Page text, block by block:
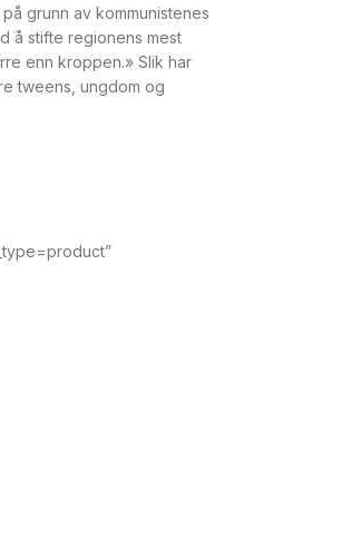
grunn av kommunistenes
å stifte regionens mest
enn kroppen.» Slik har
tweens, ungdom og